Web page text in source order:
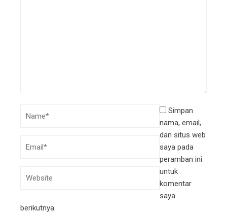
Simpan
nama, email,
dan situs web
saya pada
peramban ini
untuk
komentar
saya
berikutnya.